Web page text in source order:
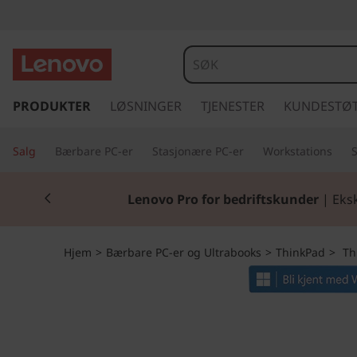
h
n
k
å
l
PRODUKTER LØSNINGER TJENESTER
Salg Bærbare PC-er Stasjonære PC-er Workstations
Lenovo Pro for bedriftskunder|
Hjem > Bærbare PC-er og Ultrabooks > ThinkPad >